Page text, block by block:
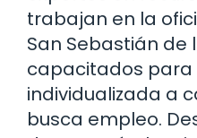
trabajan en la
San Sebastián de
capacitados para
individualizada a
busca empleo.